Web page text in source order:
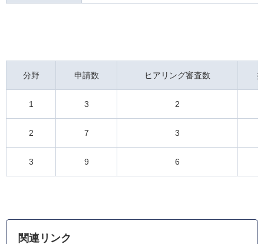
分野 申請数 ヒアリング審査数
1 3 2
2 7 3
3 9 6
関連リンク